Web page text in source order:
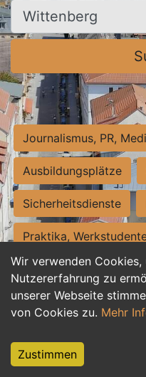
Wir verwenden Cookies,
Nutzererfahrung zu
unserer Webseite
von Cookies zu. Mehr
Zustimmen
Ort, Stadt
Journalismus, PR,
Ausbildungsplätze
Sicherheitsdienste
Praktika,
Personalwesen
Hilfskräfte, Aushilfs-
Weiterbildung,